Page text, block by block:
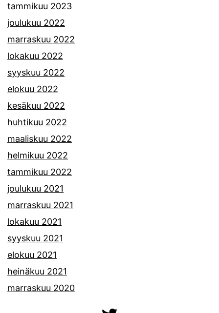
tammikuu 2023
joulukuu 2022
marraskuu 2022
lokakuu 2022
syyskuu 2022
elokuu 2022
kesäkuu 2022
huhtikuu 2022
maaliskuu 2022
helmikuu 2022
tammikuu 2022
joulukuu 2021
marraskuu 2021
lokakuu 2021
syyskuu 2021
elokuu 2021
heinäkuu 2021
marraskuu 2020